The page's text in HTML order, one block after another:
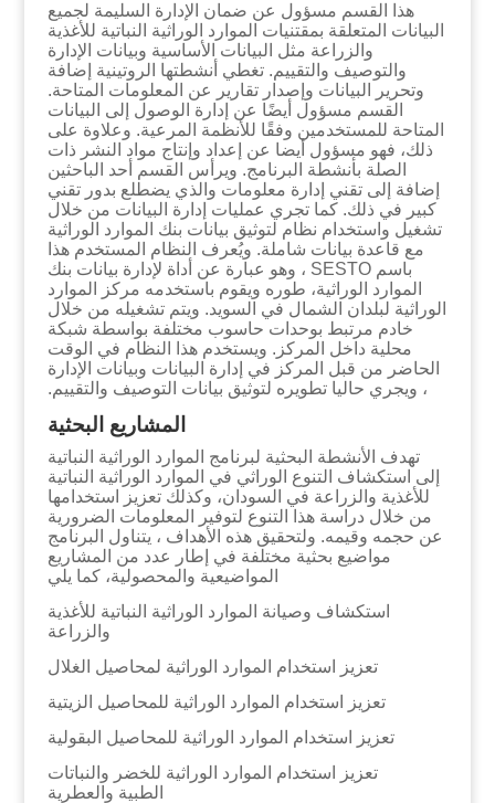
هذا القسم مسؤول عن ضمان الإدارة السليمة لجميع
البيانات المتعلقة بمقتنيات الموارد الوراثية النباتية للأغذية
والزراعة مثل البيانات الأساسية وبيانات الإدارة
والتوصيف والتقييم. تغطي أنشطتها الروتينية إضافة
وتحرير البيانات وإصدار تقارير عن المعلومات المتاحة.
القسم مسؤول أيضًا عن إدارة الوصول إلى البيانات
المتاحة للمستخدمين وفقًا للأنظمة المرعية. وعلاوة على
ذلك، فهو مسؤول أيضا عن إعداد وإنتاج مواد النشر ذات
الصلة بأنشطة البرنامج. ويرأس القسم أحد الباحثين
إضافة إلى تقني إدارة معلومات والذي يضطلع بدور تقني
كبير في ذلك. كماتجري عمليات إدارة البيانات من خلال
تشغيل واستخدام نظام لتوثيق بيانات بنك الموارد الوراثية
مع قاعدة بيانات شاملة. ويُعرف النظام المستخدم هذا
باسم SESTO ، وهو عبارة عن أداة لإدارة بيانات بنك
الموارد الوراثية، طوره ويقوم باستخدمه مركز الموارد
الوراثية لبلدان الشمال في السويد. ويتم تشغيله من خلال
خادم مرتبط بوحدات حاسوب مختلفة بواسطة شبكة
محلية داخل المركز. ويستخدم هذا النظام في الوقت
الحاضر من قبل المركز في إدارة البيانات وبيانات الإدارة
، ويجري حاليا تطويره لتوثيق بيانات التوصيف والتقييم.
المشاريع البحثية
تهدف الأنشطة البحثية لبرنامج الموارد الوراثية النباتية
إلى استكشاف التنوع الوراثي في ​​الموارد الوراثية النباتية
للأغذية والزراعة في السودان، وكذلك تعزيز استخدامها
من خلال دراسة هذا التنوع لتوفير المعلومات الضرورية
عن حجمه وقيمه. ولتحقيق هذه الأهداف ، يتناول البرنامج
مواضيع بحثية مختلفة في إطار عدد من المشاريع
المواضيعية والمحصولية، كما يلي
استكشاف وصيانة الموارد الوراثية النباتية للأغذية
والزراعة
تعزيز استخدام الموارد الوراثية لمحاصيل الغلال
تعزيز استخدام الموارد الوراثية للمحاصيل الزيتية
تعزيز استخدام الموارد الوراثية للمحاصيل البقولية
تعزيز استخدام الموارد الوراثية للخضر والنباتات
الطبية والعطرية